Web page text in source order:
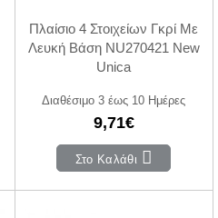
Πλαίσιο 4 Στοιχείων Γκρί Με
Λευκή Βάση NU270421 New
Unica
Διαθέσιμο 3 έως 10 Ημέρες
9,71€
Στο Καλάθι